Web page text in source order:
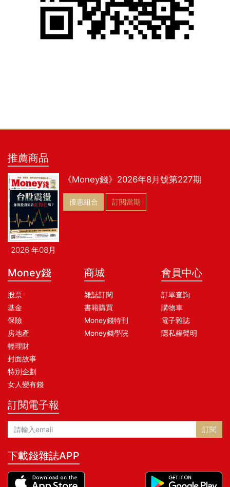
推薦商品
2026 年08月
《Money錢》2026年8月號第227期
優惠組合 訂閱當期
Money錢
股票
基金
保險
房地產
輕理財
封面故事
特別企劃
女人變有錢
商城
雜誌訂閱
書籍購買
Money錢特刊
Money錢學院
會員中心
訂單查詢
購物車
電子雜誌
隱私權聲明
訂閱電子報
訂閱
下載錢雜誌APP